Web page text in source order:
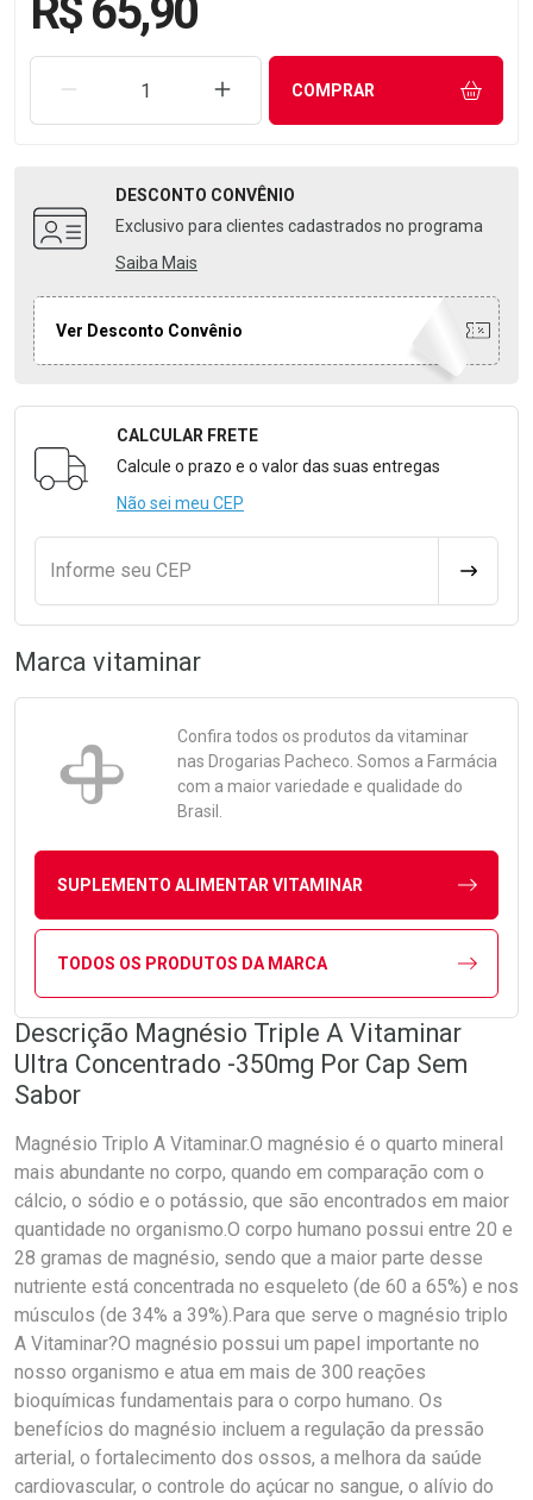
R$ 65,90
REMOVER UMA UNIDADEAUMENTAR UMA UNIDADE
COMPRAR
DESCONTO CONVÊNIO
Exclusivo para clientes cadastrados no programa
Saiba Mais
Ver Desconto Convênio
Formulário para Calcular o Frete
CALCULAR FRETE
Calcule o prazo e o valor das suas entregas
Não sei meu CEP
Informe seu CEP
Marca vitaminar
Confira todos os produtos da vitaminar
nas Drogarias Pacheco. Somos a Farmácia
com a maior variedade e qualidade do
Brasil.
SUPLEMENTO ALIMENTAR VITAMINAR
TODOS OS PRODUTOS DA MARCA
Descrição Magnésio Triple A Vitaminar
Ultra Concentrado -350mg Por Cap Sem
Sabor
Magnésio Triplo A Vitaminar.O magnésio é o quarto mineral
mais abundante no corpo, quando em comparação com o
cálcio, o sódio e o potássio, que são encontrados em maior
quantidade no organismo.O corpo humano possui entre 20 e
28 gramas de magnésio, sendo que a maior parte desse
nutriente está concentrada no esqueleto (de 60 a 65%) e nos
músculos (de 34% a 39%).Para que serve o magnésio triplo
A Vitaminar?O magnésio possui um papel importante no
nosso organismo e atua em mais de 300 reações
bioquímicas fundamentais para o corpo humano. Os
benefícios do magnésio incluem a regulação da pressão
arterial, o fortalecimento dos ossos, a melhora da saúde
cardiovascular, o controle do açúcar no sangue, o alívio do